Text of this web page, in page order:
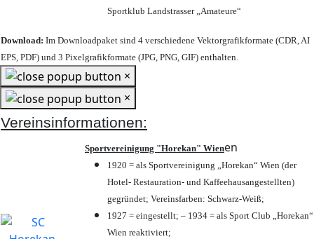
Sportklub Landstrasser „Amateure“
Download: Im Downloadpaket sind 4 verschiedene Vektorgrafikformate (CDR, AI
EPS, PDF) und 3 Pixelgrafikformate (JPG, PNG, GIF) enthalten.
×
×
Vereinsinformationen:
Sportvereinigung "Horekan" Wienen
1920 = als Sportvereinigung „Horekan“ Wien (der
Hotel- Restauration- und Kaffeehausangestellten)
gegründet; Vereinsfarben: Schwarz-Weiß;
1927 = eingestellt; – 1934 = als Sport Club „Horekan“
Wien reaktiviert;